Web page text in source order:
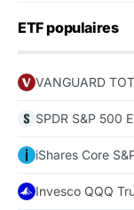
ETF populaires
VANGUARD
SPDR S&P 500
iShares Core
Invesco QQQ